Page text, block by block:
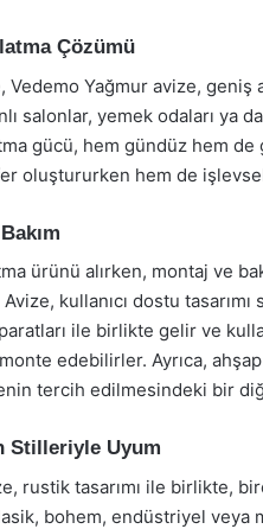
Çözümü
Vedemo Yağmur avize,
salonlar, yemek odaları ya
gücü, hem gündüz hem
oluştururken hem de
ürünü alırken, montaj ve
kullanıcı dostu
ile birlikte gelir ve
edebilirler. Ayrıca,
tercih edilmesindeki bir
Stilleriyle Uyum
rustik tasarımı ile birlikte,
bohem, endüstriyel veya